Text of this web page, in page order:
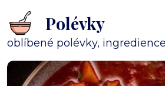
Polévky
oblíbené polévky,